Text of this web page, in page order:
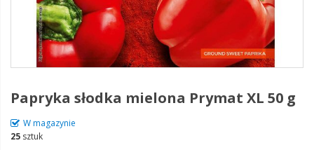
Papryka słodka mielona Prymat XL 50 g
W magazynie
25 sztuk